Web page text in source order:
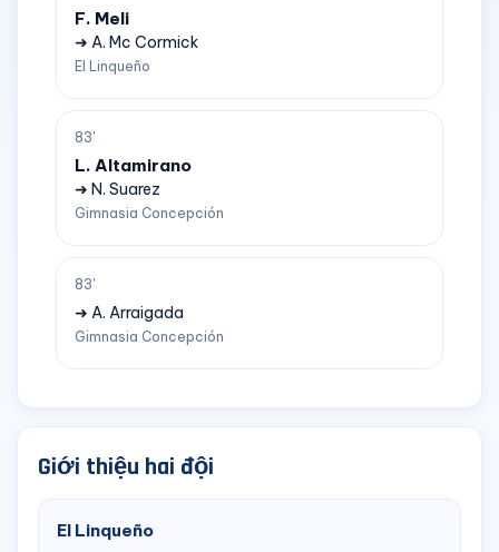
F. Meli
➜ A. Mc Cormick
El Linqueño
83'
L. Altamirano
➜ N. Suarez
Gimnasia Concepción
83'
➜ A. Arraigada
Gimnasia Concepción
Giới thiệu hai đội
El Linqueño